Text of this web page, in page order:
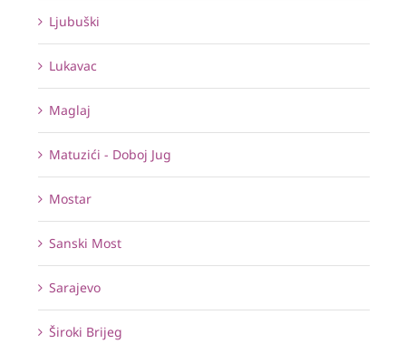
Ljubuški
Lukavac
Maglaj
Matuzići - Doboj Jug
Mostar
Sanski Most
Sarajevo
Široki Brijeg